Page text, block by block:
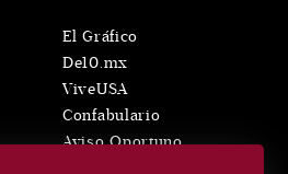
El Gráfico
De10.mx
ViveUSA
Confabulario
Aviso Oportuno